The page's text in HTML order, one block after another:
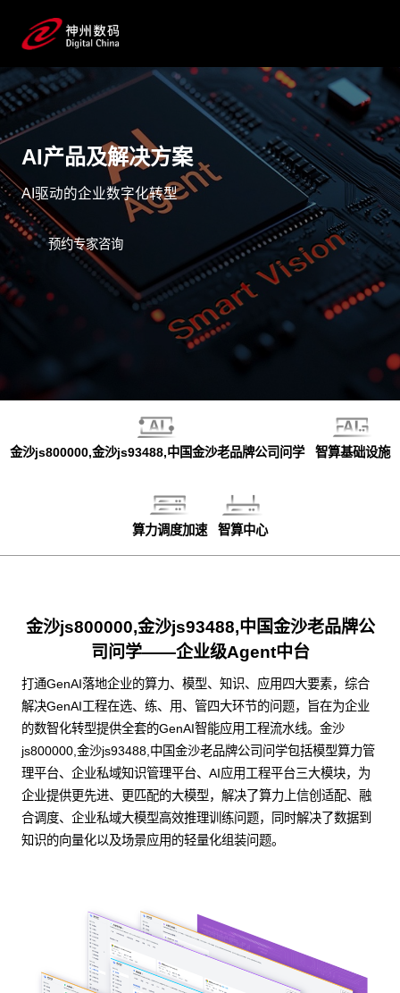
AI产品及解决方案
AI驱动的企业数字化转型
预约专家咨询
金沙js800000,金沙js93488,中国金沙老品牌公司问学 智算基础设施
算力调度加速 智算中心
金沙js800000,金沙js93488,中国金沙老品牌公
司问学——企业级Agent中台
打通GenAI落地企业的算力、模型、知识、应用四大要素，综合
解决GenAI工程在选、练、用、管四大环节的问题，旨在为企业
的数智化转型提供全套的GenAI智能应用工程流水线。金沙
js800000,金沙js93488,中国金沙老品牌公司问学包括模型算力管
理平台、企业私域知识管理平台、AI应用工程平台三大模块，为
企业提供更先进、更匹配的大模型，解决了算力上信创适配、融
合调度、企业私域大模型高效推理训练问题，同时解决了数据到
知识的向量化以及场景应用的轻量化组装问题。